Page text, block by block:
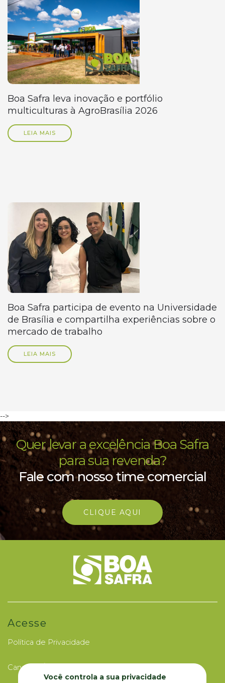
Boa Safra leva inovação e portfólio
multiculturas à AgroBrasília 2026
LEIA MAIS
Boa Safra participa de evento na Universidade
de Brasília e compartilha experiências sobre o
mercado de trabalho
LEIA MAIS
-->
Quer levar a excelência Boa Safra
para sua revenda?
Fale com nosso time comercial
CLIQUE AQUI
Acesse
Política de Privacidade
Canal de Ética
Você controla a sua privacidade